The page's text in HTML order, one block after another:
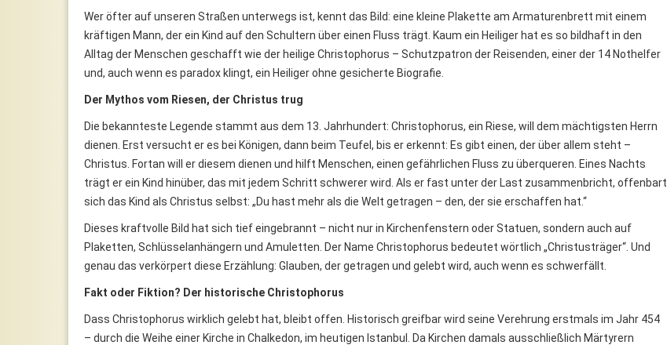
Wer öfter auf unseren Straßen unterwegs ist, kennt das Bild: eine kleine Plakette am Armaturenbrett mit einem
kräftigen Mann, der ein Kind auf den Schultern über einen Fluss trägt. Kaum ein Heiliger hat es so bildhaft in den
Alltag der Menschen geschafft wie der heilige Christophorus – Schutzpatron der Reisenden, einer der 14 Nothelfer
und, auch wenn es paradox klingt, ein Heiliger ohne gesicherte Biografie.
Der Mythos vom Riesen, der Christus trug
Die bekannteste Legende stammt aus dem 13. Jahrhundert: Christophorus, ein Riese, will dem mächtigsten Herrn
dienen. Erst versucht er es bei Königen, dann beim Teufel, bis er erkennt: Es gibt einen, der über allem steht –
Christus. Fortan will er diesem dienen und hilft Menschen, einen gefährlichen Fluss zu überqueren. Eines Nachts
trägt er ein Kind hinüber, das mit jedem Schritt schwerer wird. Als er fast unter der Last zusammenbricht, offenbart
sich das Kind als Christus selbst: „Du hast mehr als die Welt getragen – den, der sie erschaffen hat.“
Dieses kraftvolle Bild hat sich tief eingebrannt – nicht nur in Kirchenfenstern oder Statuen, sondern auch auf
Plaketten, Schlüsselanhängern und Amuletten. Der Name Christophorus bedeutet wörtlich „Christusträger“. Und
genau das verkörpert diese Erzählung: Glauben, der getragen und gelebt wird, auch wenn es schwerfällt.
Fakt oder Fiktion? Der historische Christophorus
Dass Christophorus wirklich gelebt hat, bleibt offen. Historisch greifbar wird seine Verehrung erstmals im Jahr 454
– durch die Weihe einer Kirche in Chalkedon, im heutigen Istanbul. Da Kirchen damals ausschließlich Märtyrern